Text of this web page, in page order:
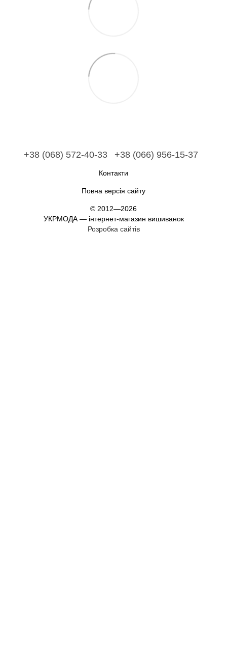
+38 (068) 572-40-33 +38 (066) 956-15-37
Контакти
Повна версія сайту
© 2012—2026
УКРМОДА — інтернет-магазин вишиванок
Розробка сайтів